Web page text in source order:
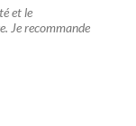
et le
Je recommande